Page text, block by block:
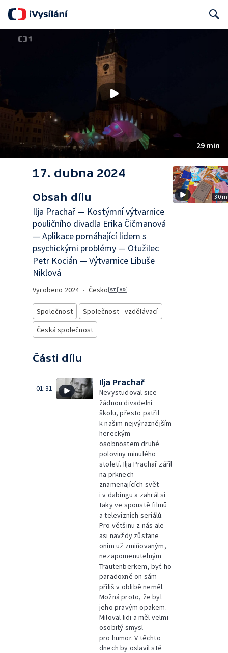
29 min
17. dubna 2024
Obsah dílu
Ilja Prachař — Kostýmní výtvarnice
pouličního divadla Erika Čičmanová
— Aplikace pomáhající lidem s
psychickými problémy — Otužilec
Petr Kocián — Výtvarnice Libuše
Niklová
Vyrobeno 2024• Česko
Společnost
Společnost - vzdělávací
Česká společnost
Části dílu
01:31
Ilja Prachař
Nevystudoval sice
žádnou divadelní
školu, přesto patřil
k našim nejvýraznějším
hereckým
osobnostem druhé
poloviny minulého
století. Ilja Prachař zářil
na prknech
znamenajících svět
i v dabingu a zahrál si
taky ve spoustě filmů
a televizních seriálů.
Pro většinu z nás ale
asi navždy zůstane
oním už zmiňovaným,
nezapomenutelným
Trautenberkem, byť ho
paradoxně on sám
příliš v oblibě neměl.
Možná proto, že byl
jeho pravým opakem.
Miloval lidi a měl velmi
osobitý smysl
pro humor. V těchto
dnech by oslavil sté
30